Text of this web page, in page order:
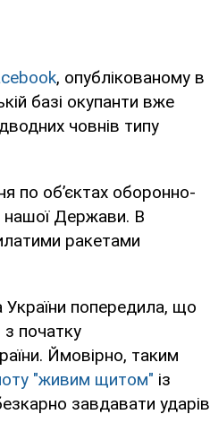
, опублікованому в
базі окупанти вже
човнів типу
по об’єктах оборонно-
нашої Держави. В
ракетами
попередила, що
з початку
Ймовірно, таким
"живим щитом" із
завдавати ударів